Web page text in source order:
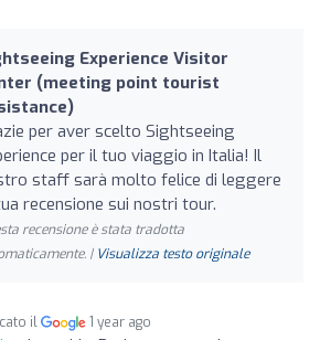
Experience Visitor
(meeting point tourist
per aver scelto Sightseeing
per il tuo viaggio in Italia! Il
staff sarà molto felice di leggere
recensione sui nostri tour.
recensione è stata tradotta
| Visualizza testo originale
il 1 year ago